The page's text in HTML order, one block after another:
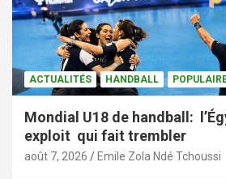
ACTUALITÉS HANDBALL
Mondial U18 de handball:
exploit qui fait trembler
août 7, 2026 Emile Zola Ndé Tchoussi